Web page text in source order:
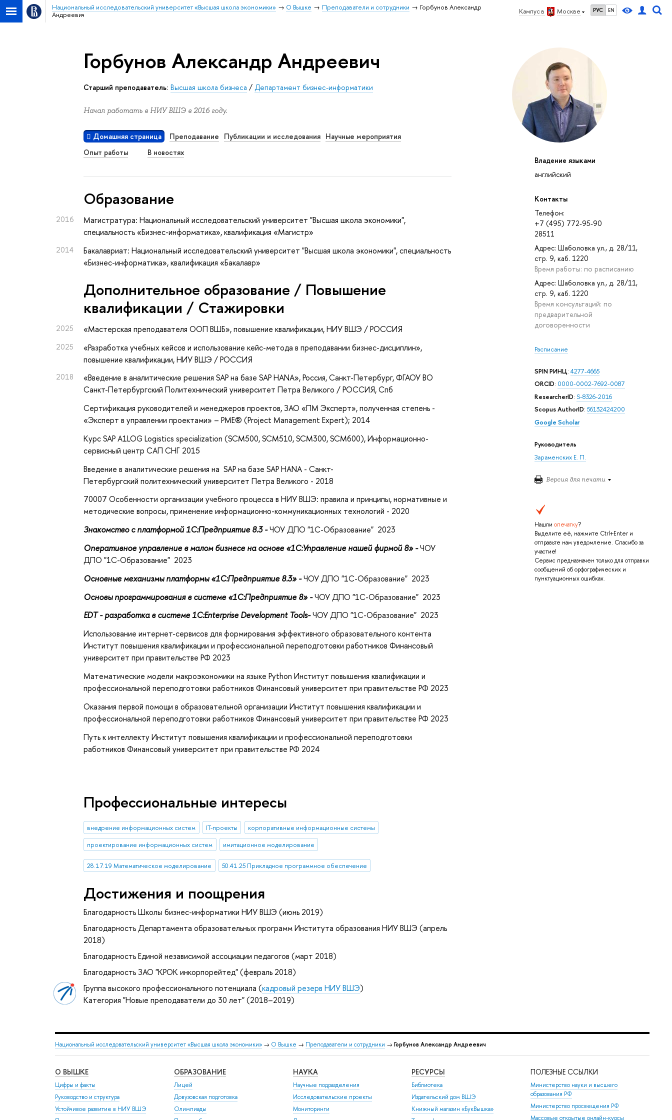
Кампус в Москве РУС EN
Национальный исследовательский университет «Высшая школа экономики» О Вышке Преподаватели и сотрудники
Горбунов Александр
Андреевич
Владение языками
английский
Контакты
Телефон:
+7 (495) 772-95-90
28511
Адрес: Шаболовка ул., д. 28/11,
стр. 9, каб. 1220
Время работы: по расписанию
Адрес: Шаболовка ул., д. 28/11,
стр. 9, каб. 1220
Время консультаций: по
предварительной
договоренности
Расписание
SPIN РИНЦ:4277-4665
ORCID: 0000-0002-7692-0087
ResearcherID: S-8326-2016
Scopus AuthorID: 56132424200
Google Scholar
Руководитель
Зараменских Е. П.
Версия для печати
Нашли опечатку?
Выделите её, нажмите Ctrl+Enter и
отправьте нам уведомление. Спасибо за
участие!
Сервис предназначен только для отправки
сообщений об орфографических и
пунктуационных ошибках.
Горбунов Александр Андреевич
Старший преподаватель: Высшая школа бизнеса / Департамент бизнес-информатики
Начал работать в НИУ ВШЭ в 2016 году.
Домашняя страница Преподавание Публикации и исследования Научные мероприятия
Опыт работы
В новостях
Oбразование
2016
Магистратура: Национальный исследовательский университет "Высшая школа экономики",
специальность «Бизнес-информатика», квалификация «Магистр»
2014
Бакалавриат: Национальный исследовательский университет "Высшая школа экономики", специальность
«Бизнес-информатика», квалификация «Бакалавр»
Дополнительное образование / Повышение
квалификации / Стажировки
2025 «Мастерская преподавателя ООП ВШБ», повышение квалификации, НИУ ВШЭ / РОССИЯ
2025 «Разработка учебных кейсов и использование кейс-метода в преподавании бизнес-дисциплин»,
повышение квалификации, НИУ ВШЭ / РОССИЯ
2018 «Введение в аналитические решения SAP на базе SAP HANA», Россия, Санкт-Петербург, ФГАОУ ВО
Санкт-Петербургский Политехнический университет Петра Великого / РОССИЯ, Спб
Сертификация руководителей и менеджеров проектов, ЗАО «ПМ Эксперт», полученная степень -
«Эксперт в управлении проектами» – РМЕ® (Project Management Expert); 2014
Курс SAP A1LOG Logistics specialization (SCM500, SCM510, SCM300, SCM600), Информационно-
сервисный центр САП СНГ 2015
Введение в аналитические решения на SAP на базе SAP HANA - Санкт-
Петербургский политехнический университет Петра Великого - 2018
70007 Особенности организации учебного процесса в НИУ ВШЭ: правила и принципы, нормативные и
методические вопросы, применение информационно-коммуникационных технологий - 2020
Знакомство с платформой 1С:Предприятие 8.3 -ЧОУ ДПО "1С-Образование" 2023
Оперативное управление в малом бизнесе на основе «1С:Управление нашей фирмой 8» -ЧОУ
ДПО "1С-Образование" 2023
Основные механизмы платформы «1С:Предприятие 8.3» -ЧОУ ДПО "1С-Образование" 2023
Основы программирования в системе «1C:Предприятие 8» -ЧОУ ДПО "1С-Образование" 2023
EDT - разработка в системе 1C:Enterprise Development Tools-ЧОУ ДПО "1С-Образование" 2023
Использование интернет-сервисов для формирования эффективного образовательного контента
Институт повышения квалификации и профессиональной переподготовки работников Финансовый
университет при правительстве РФ 2023
Математические модели макроэкономики на языке Python Институт повышения квалификации и
профессиональной переподготовки работников Финансовый университет при правительстве РФ 2023
Оказания первой помощи в образовательной организации Институт повышения квалификации и
профессиональной переподготовки работников Финансовый университет при правительстве РФ 2023
Путь к интеллекту Институт повышения квалификации и профессиональной переподготовки
работников Финансовый университет при правительстве РФ 2024
Профессиональные интересы
внедрение информационных систем IT-проекты
корпоративные информационные системы
проектирование информационных систем
имитационное моделирование
28.17.19 Математическое моделирование 50.41.25 Прикладное программное обеспечение
Достижения и поощрения
Благодарность Школы бизнес-информатики НИУ ВШЭ (июнь 2019)
Благодарность Департамента образовательных программ Института образования НИУ ВШЭ (апрель
2018)
Благодарность Единой независимой ассоциации педагогов (март 2018)
Благодарность ЗАО "КРОК инкорпорейтед" (февраль 2018)
Группа высокого профессионального потенциала (кадровый резерв НИУ ВШЭ)
Категория "Новые преподаватели до 30 лет" (2018–2019)
Национальный исследовательский университет «Высшая школа экономики» → О Вышке → Преподаватели и сотрудники → Горбунов Александр Андреевич
О ВЫШКЕ
Цифры и факты
Руководство и структура
Устойчивое развитие в НИУ ВШЭ
ОБРАЗОВАНИЕ
Лицей
Довузовская подготовка
Олимпиады
НАУКА
Научные подразделения
Исследовательские проекты
Мониторинги
РЕСУРСЫ
Библиотека
Издательский дом ВШЭ
Книжный магазин «БукВышка»
ПОЛЕЗНЫЕ ССЫЛКИ
Министерство науки и высшего
образования РФ
Министерство просвещения РФ
Массовые открытые онлайн-курсы